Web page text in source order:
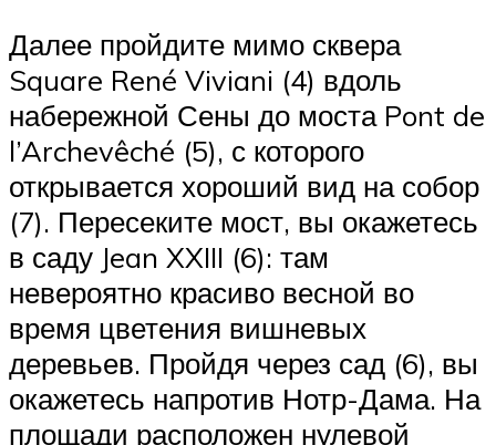
Далее пройдите мимо сквера
Square René Viviani (4) вдоль
набережной Сены до моста Pont de
l’Archevêché (5), с которого
открывается хороший вид на собор
(7). Пересеките мост, вы окажетесь
в саду Jean XXIII (6): там
невероятно красиво весной во
время цветения вишневых
деревьев. Пройдя через сад (6), вы
окажетесь напротив Нотр-Дама. На
площади расположен нулевой